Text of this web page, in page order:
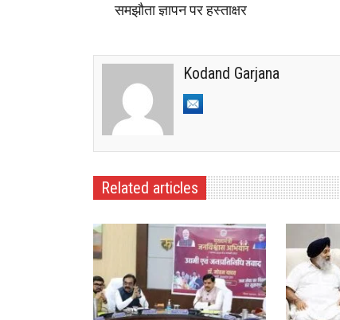
समझौता ज्ञापन पर हस्ताक्षर
Kodand Garjana
Related articles